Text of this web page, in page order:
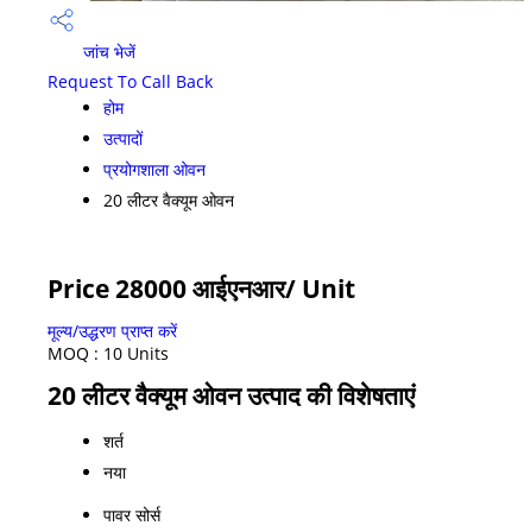
जांच भेजें
Request To Call Back
होम
उत्पादों
प्रयोगशाला ओवन
20 लीटर वैक्यूम ओवन
Price 28000 आईएनआर/ Unit
मूल्य/उद्धरण प्राप्त करें
MOQ : 10 Units
20 लीटर वैक्यूम ओवन उत्पाद की विशेषताएं
शर्त
नया
पावर सोर्स